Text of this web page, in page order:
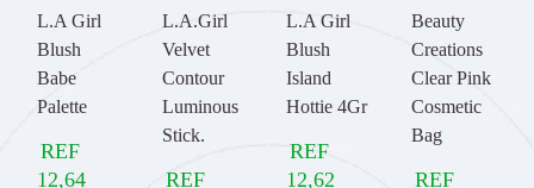
L.A Girl
Blush
Babe
Palette
REF
12,64
L.A.Girl
Velvet
Contour
Luminous
Stick.
REF
L.A Girl
Blush
Island
Hottie 4Gr
REF
12,62
Beauty
Creations
Clear Pink
Cosmetic
Bag
REF